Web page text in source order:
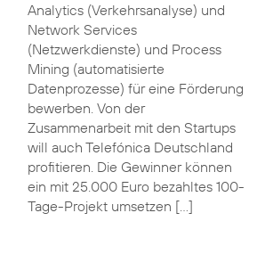
Analytics (Verkehrsanalyse) und
Network Services
(Netzwerkdienste) und Process
Mining (automatisierte
Datenprozesse) für eine Förderung
bewerben. Von der
Zusammenarbeit mit den Startups
will auch Telefónica Deutschland
profitieren. Die Gewinner können
ein mit 25.000 Euro bezahltes 100-
Tage-Projekt umsetzen […]